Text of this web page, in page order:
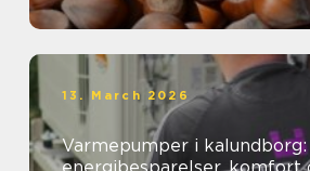
13. March 2026
Varmepumper i kalundborg: